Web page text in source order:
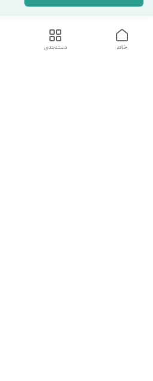
دسته‌بندی خانه